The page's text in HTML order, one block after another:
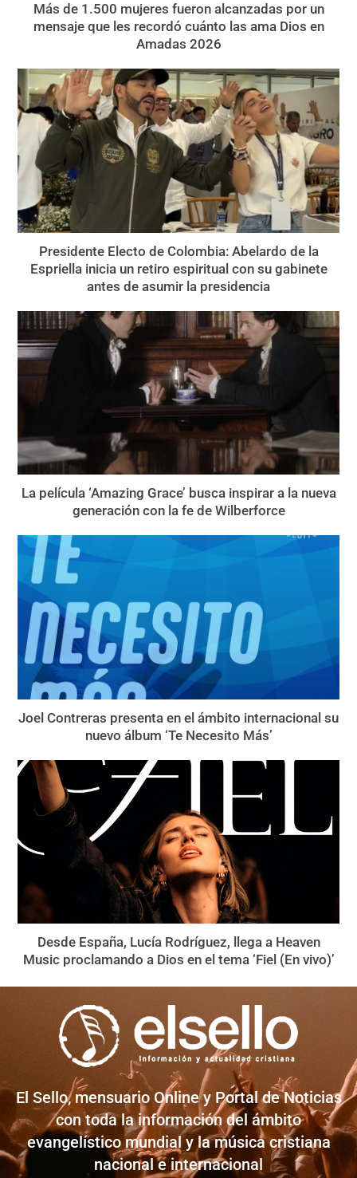
Más de 1.500 mujeres fueron alcanzadas por un
mensaje que les recordó cuánto las ama Dios en
Amadas 2026
Presidente Electo de Colombia: Abelardo de la
Espriella inicia un retiro espiritual con su gabinete
antes de asumir la presidencia
La película ‘Amazing Grace’ busca inspirar a la nueva
generación con la fe de Wilberforce
Joel Contreras presenta en el ámbito internacional su
nuevo álbum ‘Te Necesito Más’
Desde España, Lucía Rodríguez, llega a Heaven
Music proclamando a Dios en el tema ‘Fiel (En vivo)’
El Sello, mensuario Online y Portal de Noticias
con toda la información del ámbito
evangelístico mundial y la música cristiana
nacional e internacional